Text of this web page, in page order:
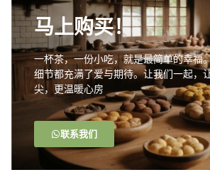
马上购买！
一杯茶，一份小吃，就是最简单的幸福
细节都充满了爱与期待。让我们一起，
尖，更温暖心房
联系我们